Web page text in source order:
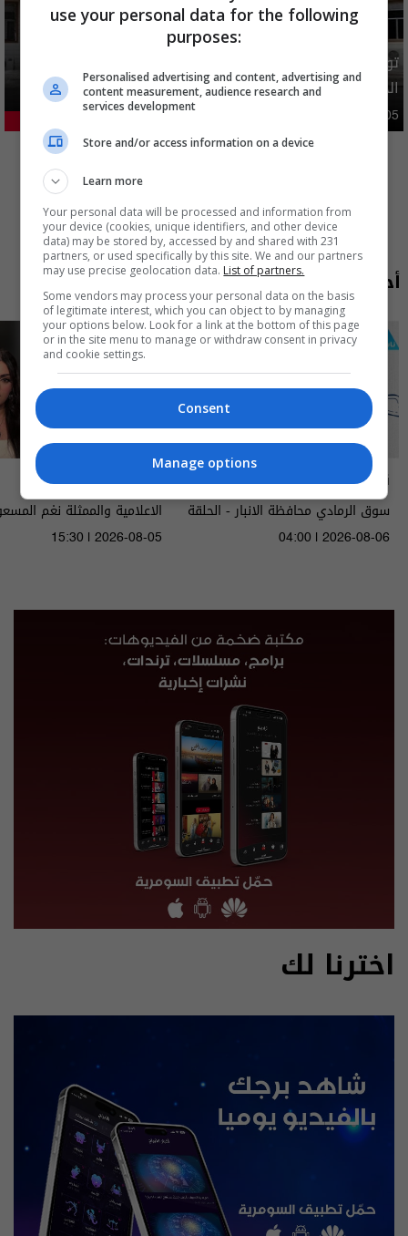
توضيح رسمي بشأن إلغاء شمول فئات من المستفيدين بإعانة
الحماية الاجتماعية
05:43 | 2026-08-05
المزيد
أحدث الحلقات
ناس وناس
سوق الرمادي محافظة الانبار - الحلقة
٩٥ | الموسم 9
04:00 | 2026-08-06
مايك السومرية
الاعلامية والممثلة نغم
15:30 | 2026-08-05
اخترنا لك
use your personal data for the following
purposes:
Personalised advertising and content, advertising and
content measurement, audience research and
services development
Store and/or access information on a device
Learn more
Your personal data will be processed and information from
your device (cookies, unique identifiers, and other device
data) may be stored by, accessed by and shared with 231
partners, or used specifically by this site. We and our partners
may use precise geolocation data. List of partners.
Some vendors may process your personal data on the basis
of legitimate interest, which you can object to by managing
your options below. Look for a link at the bottom of this page
or in the site menu to manage or withdraw consent in privacy
and cookie settings.
Consent
Manage options